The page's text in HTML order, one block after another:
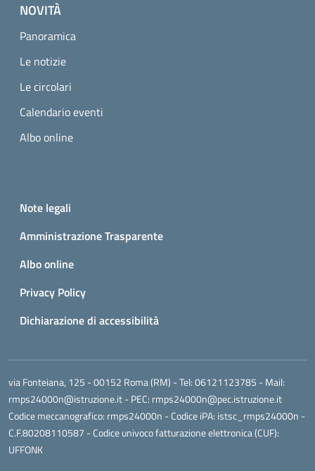
NOVITÀ
Panoramica
Le notizie
Le circolari
Calendario eventi
Albo online
Small prints
Note legali
Amministrazione Trasparente
Albo online
Privacy Policy
Dichiarazione di accessibilità
via Fonteiana, 125 - 00152 Roma (RM) - Tel:06121123785 - Mail:
rmps24000n@istruzione.it- PEC: rmps24000n@pec.istruzione.it
Codice meccanografico: rmps24000n - Codice iPA: istsc_rmps24000n -
C.F.80208110587 - Codice univoco fatturazione elettronica (CUF):
UFFONK